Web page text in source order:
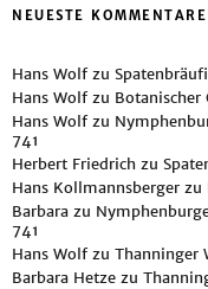
NEUESTE KOMMENTARE
Hans Wolf zu
Hans Wolf zu
Hans Wolf zu
741
Herbert Friedrich zu
Hans Kollmannsberger zu
Barbara zu
741
Hans Wolf zu Thanninger
Barbara Hetze zu